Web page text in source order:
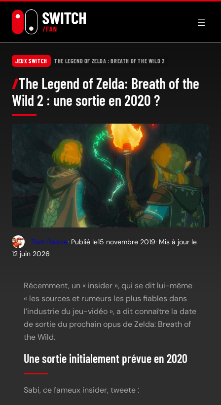
contenu
JEUX SWITCH THE LEGEND OF ZELDA : BREATH OF THE WILD 2
The Legend of Zelda: Breath of the
Wild 2 : une sortie en 2020 ?
Tom Daloze· Publié le15 novembre 2019· Mis à jour le
12 juin 2026
Récemment, un « insider », qui se dit lui-même
« les sources et rumeurs les plus fiables dans
l’industrie du jeu-vidéo », a dit connaître la date
de sortie du prochain opus de Zelda: Breath of
the Wild.
Une sortie initialement prévue en 2020
Sabi, ce fameux insider, tweete :